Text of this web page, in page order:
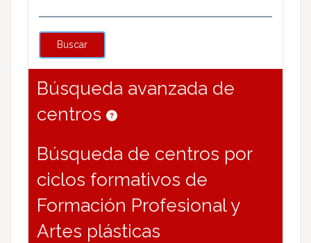
Buscar
Búsqueda avanzada de
centros
Búsqueda de centros por
ciclos formativos de
Formación Profesional y
Artes plásticas